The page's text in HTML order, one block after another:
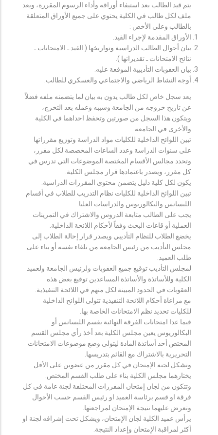
يتم قيد الطالب بعد استيفاء أوراقه وأداء الرسوم المقررة، ويعد
ملف لكل طالب في الكلية يحتوي على جميع الأوراق المتعلقة
بالطالب وعلى الأخص :
الأوراق المقدمة لإجراء القيد.
بيان أحوال الطالب الدراسية وتواريخها ( القيد ـ الامتحانات ـ
نتائح الامتحانات ـ تقديراتها ).
بيان العقوبات التأديبية الموقعة عليه.
أوجه النشاط الرياضي والاجتماعي والعسكري للطالب.
يعد سجل خاص لكل طالب يدون به بيان لما يتضمنه ملفه فضلاً
عن تاريخ خروجه من الجامعة وسببه وعمله بعد التخرج،
ويتكون هذا السجل من صورتين وتحفظ احداهما في الكلية
والأخرى في الجامعة.
تبين اللوائح الداخلية للكليات مواد الدراسة وتوزيع مقرراتها
على سنوات الدراسة وعدد الساعات المخصصة لكل مقرر،
وتحدد مجالس الأقسام المختصة الموضوعات التي تدرس في
كل مقرر، ويصدر باعتمادها قرار مجلس الكلية.
يكون لكل كلية دليل يتضمن محتوى المقررات الدراسية.
تبين اللوائح الداخلية للكليات نظام التدريب للطلاب في أقسام
الليسانس والبكالوريوس والدراسات العليا.
يجب على الطالب متابعة الدروس والاشتراك في التمرينات
العملية أو قاعات البحث وفقاً لأحكام اللائحة الداخلية.
يخضع الطلاب للنظام التأديبي ويصدر قرار إحالة الطلاب إلى
مجلس التأديب من رئيس الجامعة من تلقاء نفسه أو بناء على
طلب العميد.
لمجلس التأديب توقيع جميع العقوبات ولرئيس الجامعة ولعميد
الكلية وللأساتذة والأساتذة المساعدين توقيع بعض هذه
العقوبات في الحدود المبينة لكل منهم في اللائحة التنفيذية.
مع مراعاة أحكام اللائحة التنفيذية تتولى اللوائح الداخلية
للكليات تحديد نظم الامتحانات الخاصة بها.
فيما عدا امتحانات الفرقة النهائية بقسم الليسانس أو
البكالوريوس يعين مجلس الكلية بعد أخذ رأي مجلس القسم
المختص أحد أساتذة المادة ليتولى وضع موضوعات الامتحانات
التحريرية بالاشتراك مع القائم بتدريسها.
وتشكل لجنة الإمتحان في كل مقرر من عضوين على الأقل
يختارهما مجلس الكلية بناء على طلب القسم المختص.
وتتكون من لجان إمتحان المقررات المختلفة لجنة عامة في كل
فرقة او قسم برئاسة العميد او رئيس القسم حسب الأحوال
وتعرض عليهما نتيجة الإمتحان لمراجعتها.
يرأس عميد الكلية لجان الإمتحان، ويشكل تحت إشرافه لجنة او
أكثر لمراقبة الإمتحان وإعداد النتيجة.